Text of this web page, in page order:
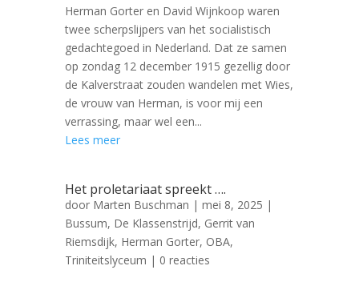
Herman Gorter en David Wijnkoop waren
twee scherpslijpers van het socialistisch
gedachtegoed in Nederland. Dat ze samen
op zondag 12 december 1915 gezellig door
de Kalverstraat zouden wandelen met Wies,
de vrouw van Herman, is voor mij een
verrassing, maar wel een...
Lees meer
Het proletariaat spreekt ….
door Marten Buschman | mei 8, 2025 |
Bussum, De Klassenstrijd, Gerrit van
Riemsdijk, Herman Gorter, OBA,
Triniteitslyceum | 0 reacties